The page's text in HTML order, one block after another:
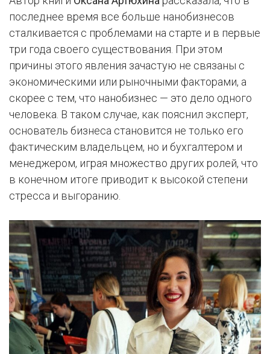
последнее время все больше нанобизнесов
сталкивается с проблемами на старте и в первые
три года своего существования. При этом
причины этого явления зачастую не связаны с
экономическими или рыночными факторами, а
скорее с тем, что нанобизнес — это дело одного
человека. В таком случае, как пояснил эксперт,
основатель бизнеса становится не только его
фактическим владельцем, но и бухгалтером и
менеджером, играя множество других ролей, что
в конечном итоге приводит к высокой степени
стресса и выгоранию.